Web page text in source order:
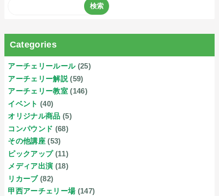
Categories
アーチェリールール (25)
アーチェリー解説 (59)
アーチェリー教室 (146)
イベント (40)
オリジナル商品 (5)
コンパウンド (68)
その他講座 (53)
ピックアップ (11)
メディア出演 (18)
リカーブ (82)
甲西アーチェリー場 (147)